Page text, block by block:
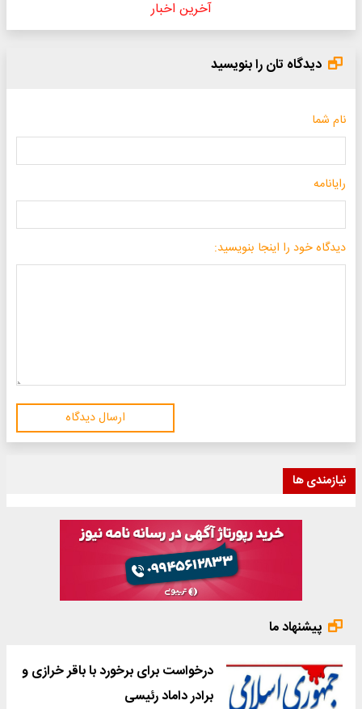
آخرین اخبار
دیدگاه تان را بنویسید
نام شما
رایانامه
دیدگاه خود را اینجا بنویسید:
ارسال دیدگاه
نیازمندی ها
پیشنهاد ما
درخواست برای برخورد با باقر خرازی و
برادر داماد رئیسی